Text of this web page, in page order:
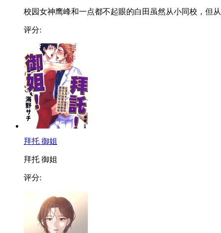
校园女神鹰峰和一点都不起眼的白田虽然从小同校，但
评分:
拜托 御姐
拜托 御姐
评分: